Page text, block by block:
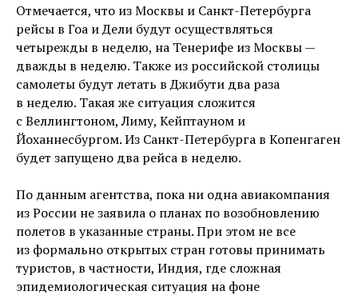
Отмечается, что из Москвы и Санкт-Петербурга
рейсы в Гоа и Дели будут осуществляться
четырежды в неделю, на Тенерифе из Москвы —
дважды в неделю. Также из российской столицы
самолеты будут летать в Джибути два раза
в неделю. Такая же ситуация сложится
с Веллингтоном, Лиму, Кейптауном и
Йоханнесбургом. Из Санкт-Петербурга в Копенгаген
будет запущено два рейса в неделю.
По данным агентства, пока ни одна авиакомпания
из России не заявила о планах по возобновлению
полетов в указанные страны. При этом не все
из формально открытых стран готовы принимать
туристов, в частности, Индия, где сложная
эпидемиологическая ситуация на фоне